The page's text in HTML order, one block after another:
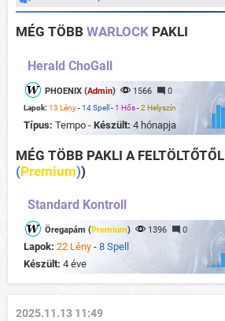
MÉG TÖBB WARLOCK PAKLI
Herald ChoGall
PHOENIX (Admin) 1566 0
Lapok: 13 Lény-14 Spell -1 Hős-2 Helyszín
Típus: Tempo - Készült: 4 hónapja
MÉG TÖBB PAKLI A FELTÖLTŐTŐL
(Premium))
Standard Kontroll
Öregapám (Premium) 1396 0
Lapok: 22 Lény - 8 Spell
Készült: 4 éve
2025.11.13 11:49